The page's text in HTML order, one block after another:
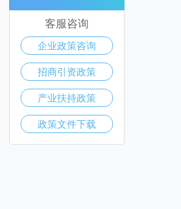
客服咨询
企业政策咨询
招商引资政策
产业扶持政策
政策文件下载